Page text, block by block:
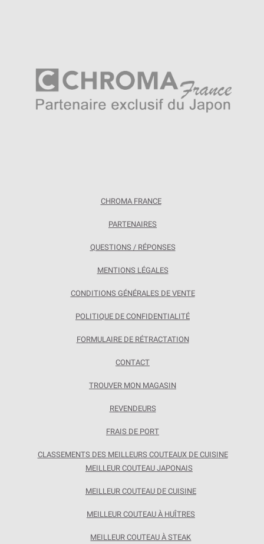
CHROMA FRANCE
PARTENAIRES
QUESTIONS / RÉPONSES
MENTIONS LÉGALES
CONDITIONS GÉNÉRALES DE VENTE
POLITIQUE DE CONFIDENTIALITÉ
FORMULAIRE DE RÉTRACTATION
CONTACT
TROUVER MON MAGASIN
REVENDEURS
FRAIS DE PORT
CLASSEMENTS DES MEILLEURS COUTEAUX DE CUISINE
MEILLEUR COUTEAU JAPONAIS
MEILLEUR COUTEAU DE CUISINE
MEILLEUR COUTEAU À HUÎTRES
MEILLEUR COUTEAU À STEAK